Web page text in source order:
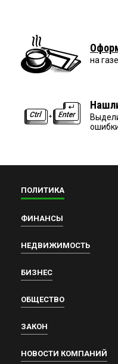
на
ПОЛИТИКА
ФИНАНСЫ
НЕДВИЖИМОСТЬ
БИЗНЕС
ОБЩЕСТВО
ЗАКОН
НОВОСТИ КОМПАНИЙ